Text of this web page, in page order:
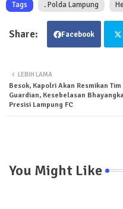
Tags . Polda Lampung
Facebook
ter
LEBIH LAMA
Besok, Kapolri Akan Resmikan Tim
Guardian, Kesebelasan
Presisi Lampung FC
You Might Like